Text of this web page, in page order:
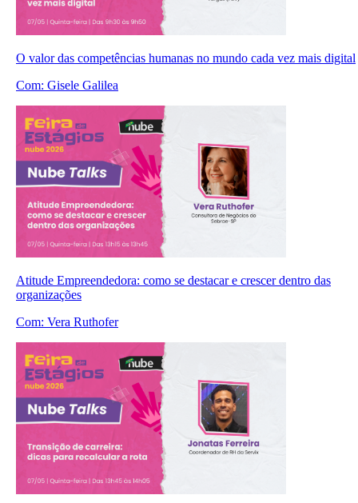
O valor das competências humanas no mundo cada vez mais digital
Com: Gisele Galilea
Atitude Empreendedora: como se destacar e crescer dentro das
organizações
Com: Vera Ruthofer